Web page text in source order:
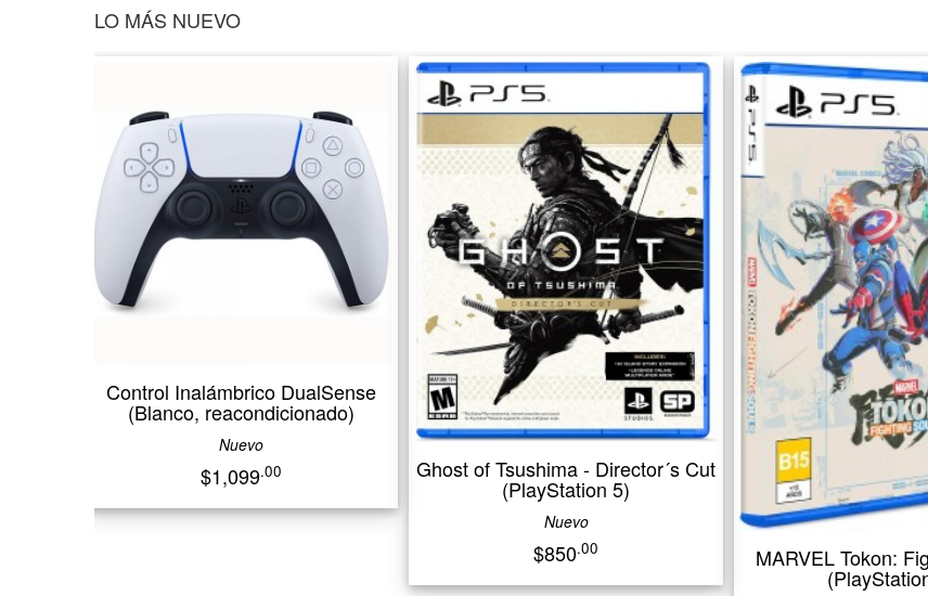
LO MÁS NUEVO
Inalámbrico DualSense
reacondicionado)
Ghost of Tsushima - Director´s Cut
MARVEL Tokon: Fighting Souls